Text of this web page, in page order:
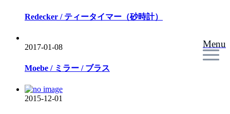
Menu
Redecker / ティータイマー（砂時計）
2017-01-08
Moebe / ミラー / ブラス
2015-12-01